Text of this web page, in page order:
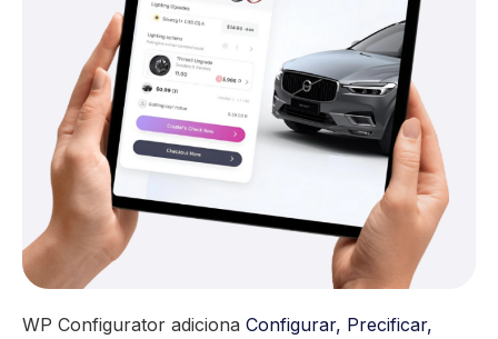
WP Configurator adiciona Configurar, Precificar,